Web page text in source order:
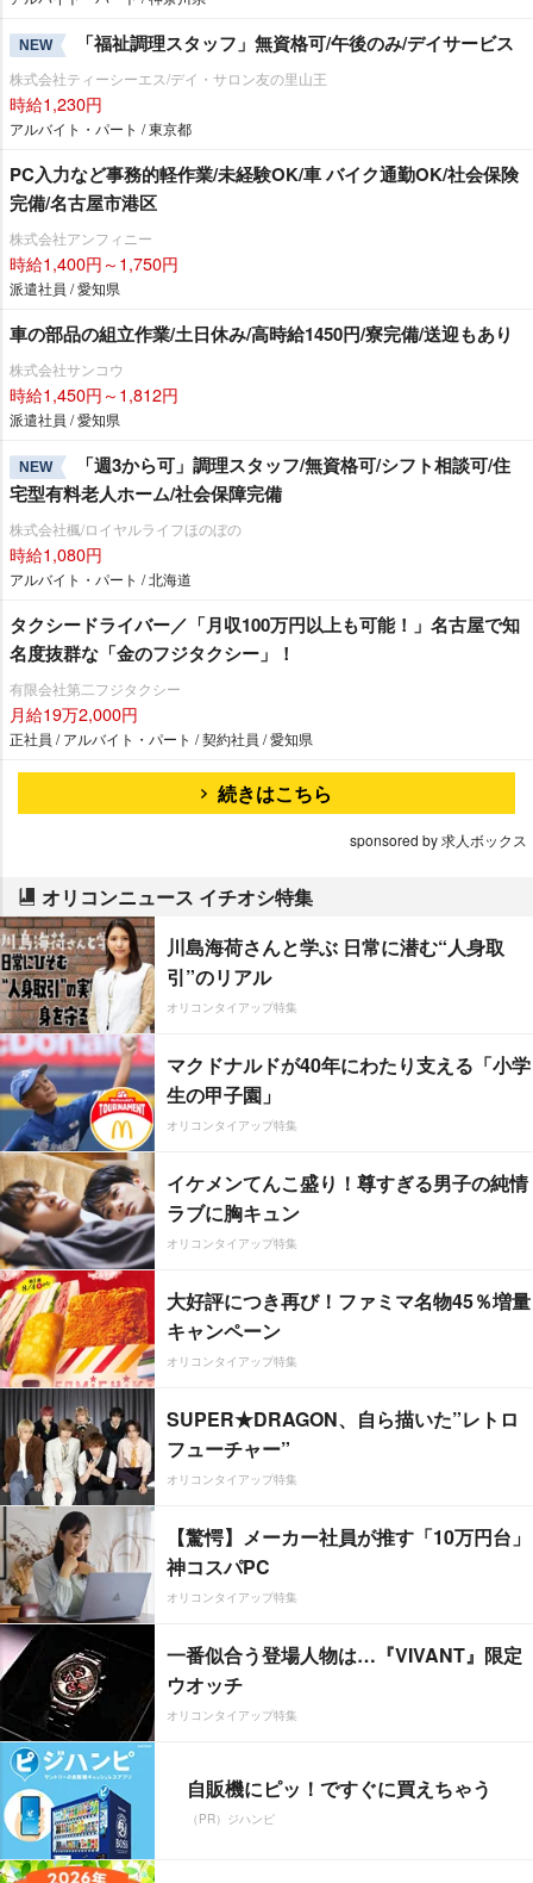
NEW 「福祉調理スタッフ」無資格可/午後のみ/デイサービス
株式会社ティーシーエス/デイ・サロン友の里山王
時給1,230円
アルバイト・パート / 東京都
PC入力など事務的軽作業/未経験OK/車 バイク通勤OK/社会保険
完備/名古屋市港区
株式会社アンフィニー
時給1,400円～1,750円
派遣社員 / 愛知県
車の部品の組立作業/土日休み/高時給1450円/寮完備/送迎もあり
株式会社サンコウ
時給1,450円～1,812円
派遣社員 / 愛知県
NEW
「週3から可」調理スタッフ/無資格可/シフト相談可/住
宅型有料老人ホーム/社会保障完備
株式会社楓/ロイヤルライフほのぼの
時給1,080円
アルバイト・パート / 北海道
タクシードライバー／「月収100万円以上も可能！」名古屋で知
名度抜群な「金のフジタクシー」！
有限会社第二フジタクシー
月給19万2,000円
正社員 / アルバイト・パート / 契約社員 / 愛知県
続きはこちら
sponsored by 求人ボックス
オリコンニュース イチオシ特集
川島海荷さんと学ぶ 日常に潜む“人身取
引”のリアル
オリコンタイアップ特集
マクドナルドが40年にわたり支える「小学
生の甲子園」
オリコンタイアップ特集
イケメンてんこ盛り！尊すぎる男子の純情
ラブに胸キュン
オリコンタイアップ特集
大好評につき再び！ファミマ名物45％増量
キャンペーン
オリコンタイアップ特集
SUPER★DRAGON、自ら描いた”レトロ
フューチャー”
オリコンタイアップ特集
【驚愕】メーカー社員が推す「10万円台」
神コスパPC
オリコンタイアップ特集
一番似合う登場人物は…『VIVANT』限定
ウオッチ
オリコンタイアップ特集
自販機にピッ！ですぐに買えちゃう
（PR）ジハンピ